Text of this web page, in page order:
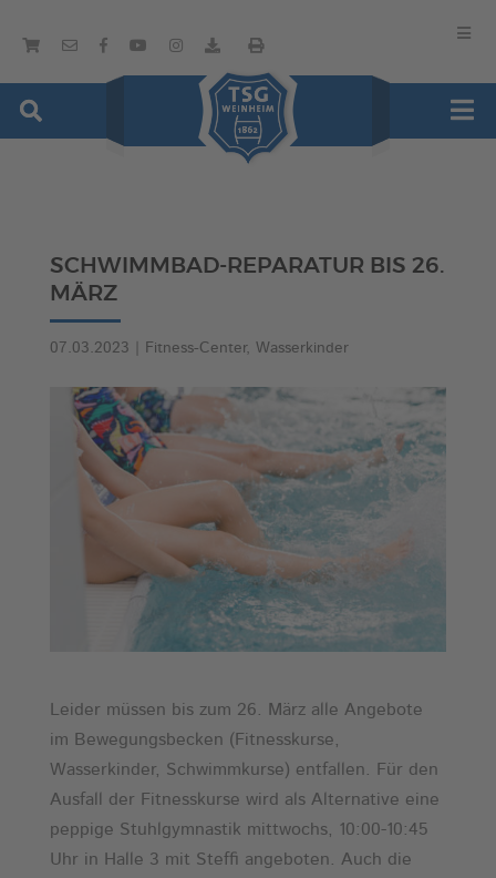
SCHWIMMBAD-REPARATUR BIS 26.
MÄRZ
07.03.2023 Fitness-Center, Wasserkinder
Leider müssen bis zum 26. März alle Angebote
im Bewegungsbecken (Fitnesskurse,
Wasserkinder, Schwimmkurse) entfallen. Für den
Ausfall der Fitnesskurse wird als Alternative eine
peppige Stuhlgymnastik mittwochs, 10:00-10:45
Uhr in Halle 3 mit Steffi angeboten. Auch die